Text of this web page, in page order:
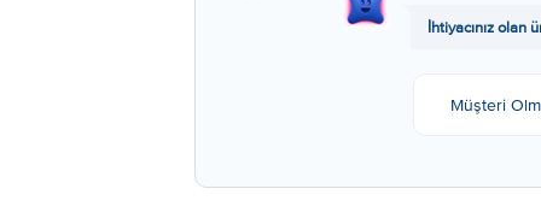
​​İhtiyacınız olan
Müşteri